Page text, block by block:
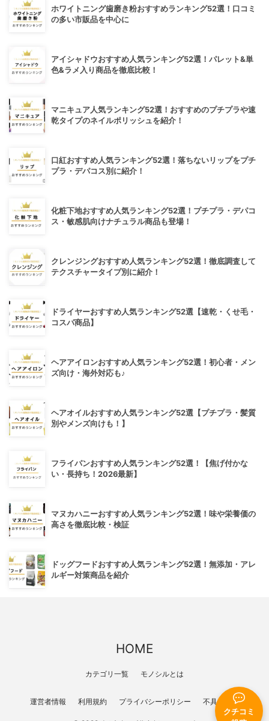
クチコミ
ホワイトニング歯磨き粉おすすめランキング52選！口コミ
の多い市販品を中心に
アイシャドウおすすめ人気ランキング52選！パレット&単
色&ラメ入り商品を徹底比較！
マニキュア人気ランキング52選！おすすめのプチプラや速
乾タイプのネイルポリッシュを紹介！
口紅おすすめ人気ランキング52選！落ちないリップをプチ
プラ・デパコス別に紹介！
化粧下地おすすめ人気ランキング52選！プチプラ・デパコ
ス・敏感肌向けナチュラル商品も登場！
クレンジングおすすめ人気ランキング52選！徹底調査して
テクスチャータイプ別に紹介！
ドライヤーおすすめ人気ランキング52選【速乾・くせ毛・
コスパ商品】
ヘアアイロンおすすめ人気ランキング52選！初心者・メン
ズ向け・海外対応も♪
ヘアオイルおすすめ人気ランキング52選【プチプラ・髪質
別やメンズ向けも！】
フライパンおすすめ人気ランキング52選！【焦げ付かな
い・長持ち！2026最新】
マヌカハニーおすすめ人気ランキング52選！味や栄養価の
高さを徹底比較・検証
ドッグフードおすすめ人気ランキング52選！無添加・アレ
ルギー対策商品を紹介
HOME
カテゴリ一覧 モノシルとは
運営者情報 利用規約 プライバシーポリシー 不具合報告